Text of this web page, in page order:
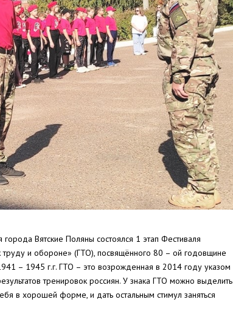
Вятские Поляны состоялся 1 этап Фестиваля
труду и обороне» (ГТО), посвящённого 80 – ой годовщине
– 1945 г.г. ГТО – это возрожденная в 2014 году указом
тренировок россиян. У знака ГТО можно выделить
в хорошей форме, и дать остальным стимул заняться